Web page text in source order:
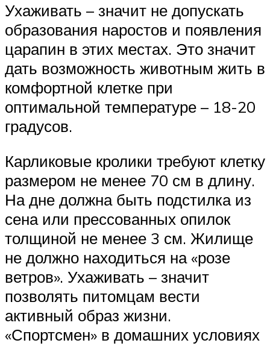
Ухаживать – значит не допускать
образования наростов и появления
царапин в этих местах. Это значит
дать возможность животным жить в
комфортной клетке при
оптимальной температуре – 18-20
градусов.
Карликовые кролики требуют клетку
размером не менее 70 см в длину.
На дне должна быть подстилка из
сена или прессованных опилок
толщиной не менее 3 см. Жилище
не должно находиться на «розе
ветров». Ухаживать – значит
позволять питомцам вести
активный образ жизни.
«Спортсмен» в домашних условиях